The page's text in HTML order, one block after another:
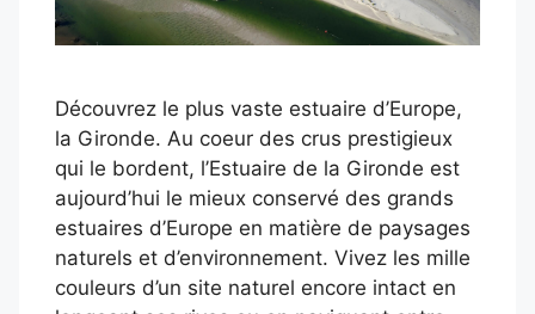
Découvrez le plus vaste estuaire d’Europe,
la Gironde. Au coeur des crus prestigieux
qui le bordent, l’Estuaire de la Gironde est
aujourd’hui le mieux conservé des grands
estuaires d’Europe en matière de paysages
naturels et d’environnement. Vivez les mille
couleurs d’un site naturel encore intact en